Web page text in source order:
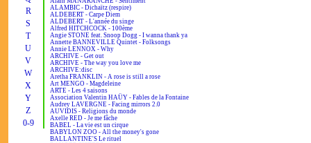
R
S
T
U
V
W
X
Y
Z
0-9
ALAMBIC - Dichaïtz (respire)
ALDEBERT - Carpe Diem
ALDEBERT - L'année du singe
Alfred HITCHCOCK - 100ème
Angie STONE feat. Snoop Dogg - I wanna thank ya
Annette BANNEVILLE Quintet - Folksongs
Annie LENNOX - Why
ARCHIVE - Get out
ARCHIVE - The way you love me
ARCHIVE:disc
Aretha FRANKLIN - A rose is still a rose
Art MENGO - Magdeleine
ARTE - Les 4 saisons
Association Valentin HAÜY - Fables de la Fontaine
Audrey LAVERGNE - Facing mirrors 2.0
AUVIDIS - Religions du monde
Axelle RED - Je me fâche
BABEL - La vie est un cirque
BABYLON ZOO - All the money's gone
BALLANTINE'S Le rituel